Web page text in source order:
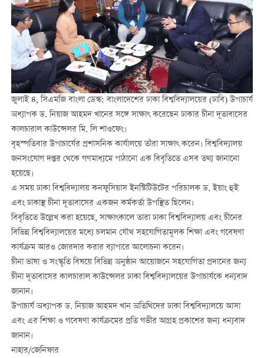
জুলাই ৪, সিএমজি বাংলা ডেস্ক: বাংলাদেশের ঢাকা বিশ্ববিদ্যালয়ের (ঢাবি) উপাচার্য
অধ্যাপক ড. নিয়াজ আহমদ খানের সঙ্গে সাক্ষাৎ করেছেন ঢাকার চীনা দূতাবাসের
কালচারাল কাউন্সেলর মি. লি শাওফেং।
বৃহস্পতিবার উপাচার্যের প্রশাসনিক কার্যালয়ে তাঁরা সাক্ষাৎ করেন। বিশ্ববিদ্যালয়
জনসংযোগ দপ্তর থেকে গণমাধ্যমে পাঠানো এক বিবৃতিতে এসব তথ্য জানানো
হয়েছে।
এ সময় ঢাকা বিশ্ববিদ্যালয় কনফুসিয়াস ইনস্টিটিউটের পরিচালক ড. ইয়াং হুই
এবং ঢাকাস্থ চীনা দূতাবাসের একজন কর্মকর্তা উপস্থিত ছিলেন।
বিবৃতিতে উল্লেখ করা হয়েছে, সাক্ষাৎকালে তারা ঢাকা বিশ্ববিদ্যালয় এবং চীনের
বিভিন্ন বিশ্ববিদ্যালয়ের মধ্যে চলমান যৌথ সহযোগিতামূলক শিক্ষা এবং গবেষণা
কার্যক্রম আরও জোরদার করার ব্যাপারে আলোচনা করেন।
চীনা ভাষা ও সংস্কৃতি বিষয়ে বিভিন্ন অনুষ্ঠান আয়োজনে সহযোগিতা প্রদানের জন্য
চীনা দূতাবাসের কালচারাল কাউন্সেলর ঢাকা বিশ্ববিদ্যালয়ের উপাচার্যকে ধন্যবাদ
জানান।
উপাচার্য অধ্যাপক ড. নিয়াজ আহমদ খান অতিথিদের ঢাকা বিশ্ববিদ্যালয়ে আসা
এবং এর শিক্ষা ও গবেষণা কার্যক্রমের প্রতি গভীর আগ্রহ প্রকাশের জন্য ধন্যবাদ
জানান।
নাহার/জেনিফার